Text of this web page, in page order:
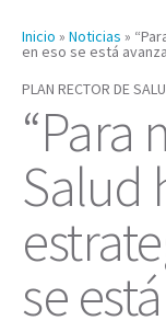
Inicio » Noticias »
en eso se está
PLAN RECTOR DE
“Para
Salud
se